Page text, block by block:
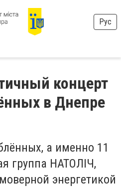
Рус
концерт
в Днепре
а именно 11
группа НАТОЛІЧ,
энергетикой